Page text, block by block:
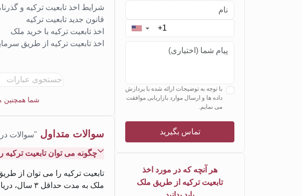
▼
با توجه به توضیحات ارائه شده با پردازش
داده ها و ارسال موارد بازاریابی موافقت
می نمایم.
تماس بگیرید
هر آنچه که در مورد اخذ
تابعیت ترکیه از طریق ملک
شرایط اخذ تابعیت ترکیه و
قانون جدید تابعیت ترکیه
اخذ تابعیت ترکیه با خرید ملک
اخذ تابعیت ترکیه از طریق
شما همچنین
سوالات متداول "سوالات
چگونه می توان تابعیت ترکیه
تابعیت ترکیه را می توان از
ملک به مدت حداقل ۳ سال،